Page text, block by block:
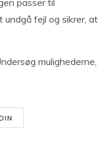
passer til
fejl og sikrer, at
mulighederne,